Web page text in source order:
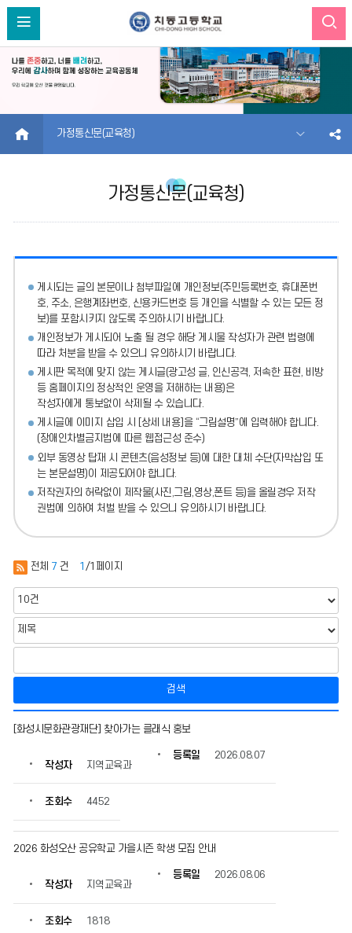
HOME 가정통신문(교육청)
가정통신문(교육청)
게시되는 글의 본문이나 첨부파일에
개인정보(주민등록번호, 휴대폰번
호, 주소, 은행계좌번호, 신용카드번호 등 개인을 식별할 수 있는 모든 정
보)를 포함시키지 않도록 주의하시기 바랍니다.
개인정보가 게시되어 노출 될 경우 해당 게시물 작성자가 관련 법령에
따라 처분을 받을 수 있으니 유의하시기 바랍니다.
게시판 목적에 맞지 않는 게시글(광고성 글, 인신공격, 저속한 표현, 비방
등 홈페이지의 정상적인 운영을 저해하는 내용)은
작성자에게 통보없이 삭제될 수 있습니다.
게시글에 이미지 삽입 시 [상세 내용]을 “그림설명”에 입력해야 합니다.
(장애인차별금지법에 따른 웹접근성 준수)
외부 동영상 탑재 시 콘텐츠(음성정보 등)에 대한 대체 수단(자막삽입 또
는 본문설명)이 제공되어야 합니다.
저작권자의 허락없이 제작물(사진,그림,영상,폰트 등)을 올릴경우 저작
권법에 의하여 처벌 받을 수 있으니 유의하시기 바랍니다.
전체 7 건 1 /1페이지
검색
정
문
청)
의
[화성시문화관광재단] 찾아가는 클래식 홍보
작성자 지역교육과
등록일 2026.08.07
조회수 4452
2026 화성오산 공유학교 가을시즌 학생 모집 안내
작성자 지역교육과
등록일 2026.08.06
조회수 1818